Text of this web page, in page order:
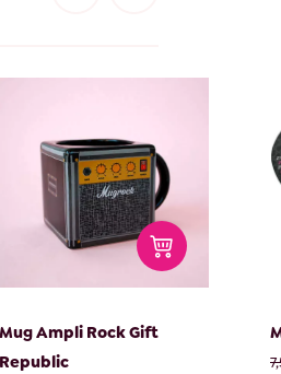
Mug Ampli Rock Gift
Republic